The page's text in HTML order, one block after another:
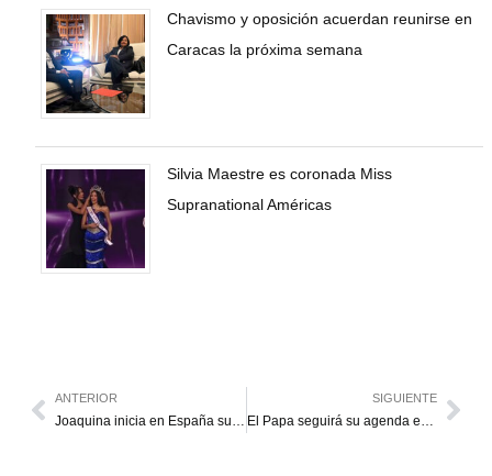
Chavismo y oposición acuerdan reunirse en
Caracas la próxima semana
Silvia Maestre es coronada Miss
Supranational Américas
ANTERIOR
Joaquina inicia en España su primera gira internacional
SIGUIENTE
El Papa seguirá su agenda en su residencia por una bronquitis